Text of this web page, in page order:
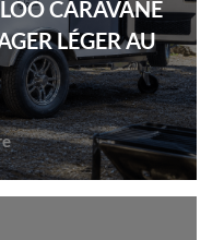
CARAVANE
LÉGER AU